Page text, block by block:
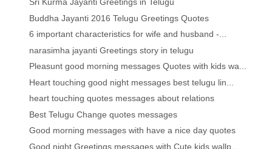
Sri Kurma Jayanti Greetings in Telugu
Buddha Jayanti 2016 Telugu Greetings Quotes
6 important characteristics for wife and husband -...
narasimha jayanti Greetings story in telugu
Pleasunt good morning messages Quotes with kids wa...
Heart touching good night messages best telugu lin...
heart touching quotes messages about relations
Best Telugu Change quotes messages
Good morning messages with have a nice day quotes
Good night Greetings messages with Cute kids wallp...